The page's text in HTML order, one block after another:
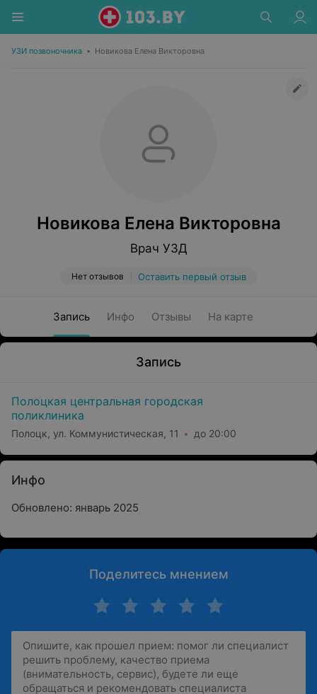
УЗИ позвоночника • Новикова Елена Викторовна
Новикова Елена Викторовна
Врач УЗД
Нет отзывов Оставить первый отзыв
Запись Инфо Отзывы На карте
Запись
Полоцкая центральная городская
поликлиника
Полоцк, ул. Коммунистическая, 11 до 20:00
Инфо
Обновлено: январь 2025
Поделитесь мнением